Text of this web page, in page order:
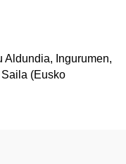
Aldundia, Ingurumen,
(Eusko